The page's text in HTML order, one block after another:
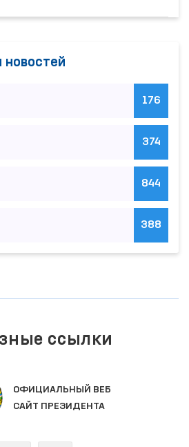
новостей
176
374
844
388
ссылки
ОФИЦИАЛЬНЫЙ ВЕБ
САЙТ ПРЕЗИДЕНТА